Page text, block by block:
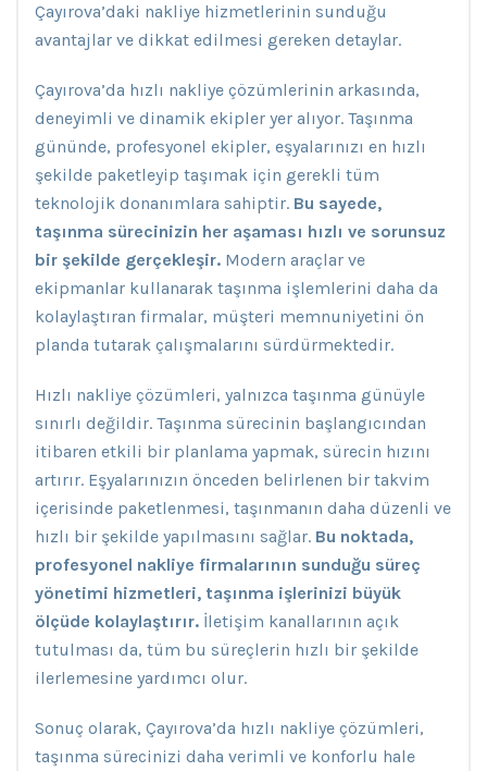
Çayırova’daki nakliye hizmetlerinin sunduğu
avantajlar ve dikkat edilmesi gereken detaylar.
Çayırova’da hızlı nakliye çözümlerinin arkasında,
deneyimli ve dinamik ekipler yer alıyor. Taşınma
gününde, profesyonel ekipler, eşyalarınızı en hızlı
şekilde paketleyip taşımak için gerekli tüm
teknolojik donanımlara sahiptir. Bu sayede,
taşınma sürecinizin her aşaması hızlı ve sorunsuz
bir şekilde gerçekleşir. Modern araçlar ve
ekipmanlar kullanarak taşınma işlemlerini daha da
kolaylaştıran firmalar, müşteri memnuniyetini ön
planda tutarak çalışmalarını sürdürmektedir.
Hızlı nakliye çözümleri, yalnızca taşınma günüyle
sınırlı değildir. Taşınma sürecinin başlangıcından
itibaren etkili bir planlama yapmak, sürecin hızını
artırır. Eşyalarınızın önceden belirlenen bir takvim
içerisinde paketlenmesi, taşınmanın daha düzenli ve
hızlı bir şekilde yapılmasını sağlar. Bu noktada,
profesyonel nakliye firmalarının sunduğu süreç
yönetimi hizmetleri, taşınma işlerinizi büyük
ölçüde kolaylaştırır. İletişim kanallarının açık
tutulması da, tüm bu süreçlerin hızlı bir şekilde
ilerlemesine yardımcı olur.
Sonuç olarak, Çayırova’da hızlı nakliye çözümleri,
taşınma sürecinizi daha verimli ve konforlu hale